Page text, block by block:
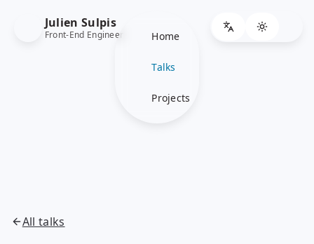
Julien Sulpis
Front-End Engineer Home
Talks
Projects
All talks